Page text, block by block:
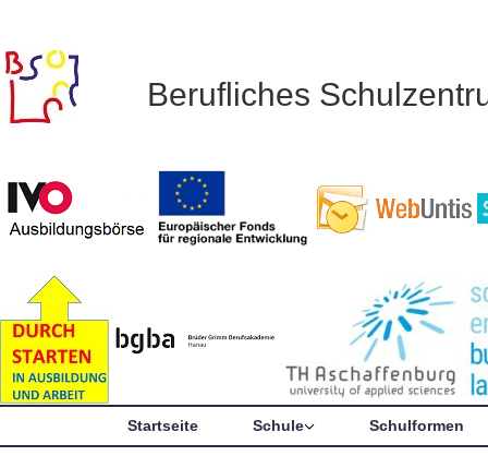
Berufliches
Startseite Schule Schulformen